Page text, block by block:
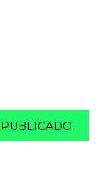
PUBLICADO